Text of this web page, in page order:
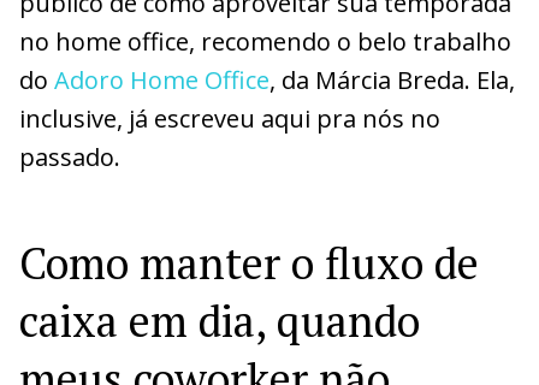
no home office, recomendo o belo trabalho
do Adoro Home Office, da Márcia Breda. Ela,
inclusive, já escreveu aqui pra nós no
passado.
Como manter o fluxo de
caixa em dia, quando